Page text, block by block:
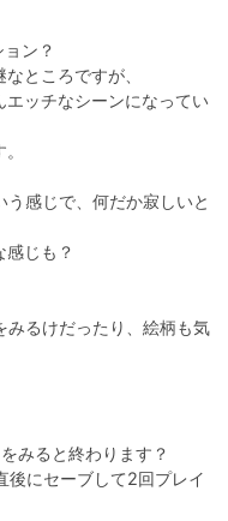
ン？
ところですが、
ッチなシーンになってい
感じで、何だか寂しいと
じも？
るけだったり、絵柄も気
みると終わります？
にセーブして2回プレイ